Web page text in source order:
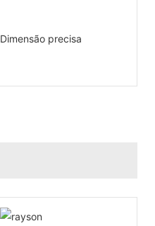
Dimensão precisa